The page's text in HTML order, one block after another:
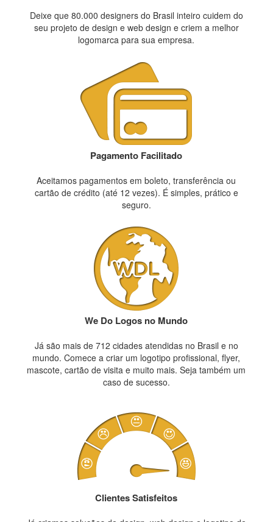
Deixe que 80.000 designers do Brasil inteiro cuidem do
seu projeto de design e web design e criem a melhor
logomarca para sua empresa.
Pagamento Facilitado
Aceitamos pagamentos em boleto, transferência ou
cartão de crédito (até 12 vezes). É simples, prático e
seguro.
We Do Logos no Mundo
Já são mais de 712 cidades atendidas no Brasil e no
mundo. Comece a criar um logotipo profissional, flyer,
mascote, cartão de visita e muito mais. Seja também um
caso de sucesso.
Clientes Satisfeitos